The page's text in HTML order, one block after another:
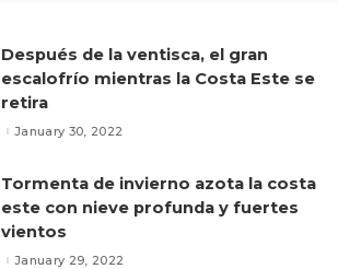
Después de la ventisca, el gran
escalofrío mientras la Costa Este se
retira
January 30, 2022
Tormenta de invierno azota la costa
este con nieve profunda y fuertes
vientos
January 29, 2022